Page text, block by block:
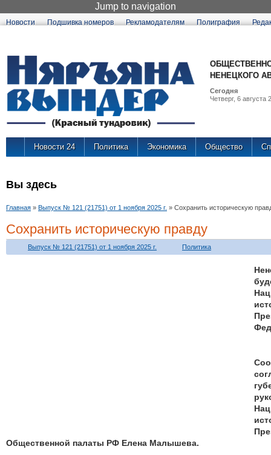
Jump to navigation
Новости Подшивка номеров Рекламодателям Полиграфия
НЕНЕЦКОГО
Сегодня
Четверг, 6 августа
Новости 24 Политика Экономика Общество
Вы здесь
Главная » Выпуск № 121 (21751) от 1 ноября 2025 г. » Сохранить историческую
Сохранить историческую правду
Выпуск № 121 (21751) от 1 ноября 2025 г. Политика
Общественной палаты РФ Елена Малышева.